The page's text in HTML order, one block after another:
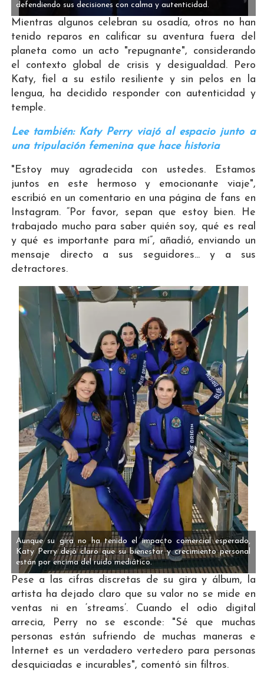
defendiendo sus decisiones con calma y autenticidad.
Mientras algunos celebran su osadía, otros no han
tenido reparos en calificar su aventura fuera del
planeta como un acto "repugnante", considerando
el contexto global de crisis y desigualdad. Pero
Katy, fiel a su estilo resiliente y sin pelos en la
lengua, ha decidido responder con autenticidad y
temple.
Lee también: Katy Perry viajó al espacio junto a
una tripulación femenina que hace historia
"Estoy muy agradecida con ustedes. Estamos
juntos en este hermoso y emocionante viaje",
escribió en un comentario en una página de fans en
Instagram. “Por favor, sepan que estoy bien. He
trabajado mucho para saber quién soy, qué es real
y qué es importante para mí”, añadió, enviando un
mensaje directo a sus seguidores... y a sus
detractores.
Aunque su gira no ha tenido el impacto comercial esperado,
Katy Perry dejó claro que su bienestar y crecimiento personal
están por encima del ruido mediático.
Pese a las cifras discretas de su gira y álbum, la
artista ha dejado claro que su valor no se mide en
ventas ni en ‘streams’. Cuando el odio digital
arrecia, Perry no se esconde: "Sé que muchas
personas están sufriendo de muchas maneras e
Internet es un verdadero vertedero para personas
desquiciadas e incurables", comentó sin filtros.